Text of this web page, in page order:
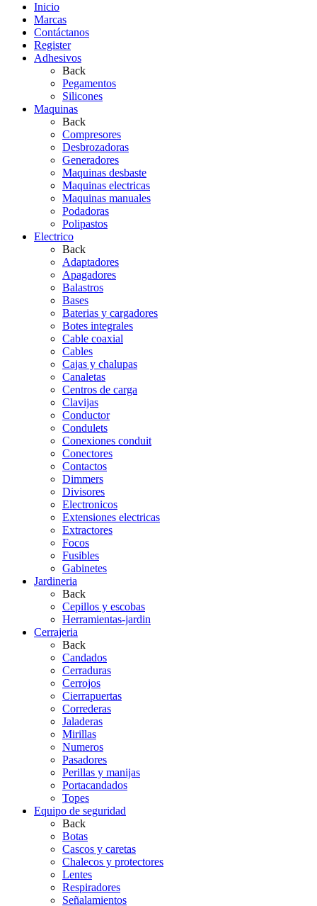
Inicio
Marcas
Contáctanos
Register
Adhesivos
Back
Pegamentos
Silicones
Maquinas
Back
Compresores
Desbrozadoras
Generadores
Maquinas desbaste
Maquinas electricas
Maquinas manuales
Podadoras
Polipastos
Electrico
Back
Adaptadores
Apagadores
Balastros
Bases
Baterias y cargadores
Botes integrales
Cable coaxial
Cables
Cajas y chalupas
Canaletas
Centros de carga
Clavijas
Conductor
Condulets
Conexiones conduit
Conectores
Contactos
Dimmers
Divisores
Electronicos
Extensiones electricas
Extractores
Focos
Fusibles
Gabinetes
Jardineria
Back
Cepillos y escobas
Herramientas-jardin
Cerrajeria
Back
Candados
Cerraduras
Cerrojos
Cierrapuertas
Correderas
Jaladeras
Mirillas
Numeros
Pasadores
Perillas y manijas
Portacandados
Topes
Equipo de seguridad
Back
Botas
Cascos y caretas
Chalecos y protectores
Lentes
Respiradores
Señalamientos